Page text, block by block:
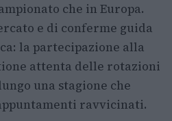
che in Europa.
e di conferme guida
la partecipazione alla
attenta delle rotazioni
una stagione che
ravvicinati.